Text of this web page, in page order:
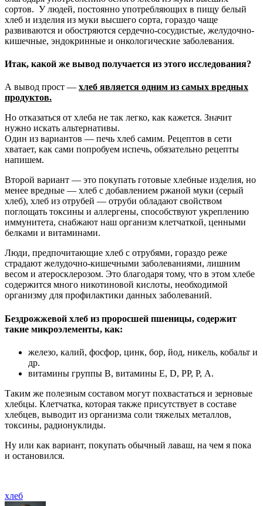
сортов. У людей, постоянно употребляющих в пищу белый
хлеб и изделия из муки высшего сорта, гораздо чаще
развиваются и обостряются сердечно-сосудистые, желудочно-
кишечные, эндокринные и онкологические заболевания.
Итак, какой же вывод получается из этого исследования?
А вывод прост — хлеб является одним из самых вредных
продуктов.
Но отказаться от хлеба не так легко, как кажется. Значит
нужно искать альтернативы.
Один из вариантов — печь хлеб самим. Рецептов в сети
хватает, как сами попробуем испечь, обязательно рецепты
напишем.
Второй вариант — это покупать готовые хлебные изделия, но
менее вредные — хлеб с добавлением ржаной муки (серый
хлеб), хлеб из отрубей — отруби обладают свойством
поглощать токсины и аллергены, способствуют укреплению
иммунитета, снабжают наш организм клетчаткой, ценными
белками и витаминами.
Люди, предпочитающие хлеб с отрубями, гораздо реже
страдают желудочно-кишечными заболеваниями, лишним
весом и атеросклерозом. Это благодаря тому, что в этом хлебе
содержится много никотиновой кислоты, необходимой
организму для профилактики данных заболеваний.
Бездрожжевой хлеб из проросшей пшеницы, содержит
такие микроэлементы, как:
железо, калий, фосфор, цинк, бор, йод, никель, кобальт и
др.
витамины группы В, витамины Е, D, РР, Р, А.
Таким же полезным составом могут похвастаться и зерновые
хлебцы. Клетчатка, которая также присутствует в составе
хлебцев, выводит из организма соли тяжелых металлов,
токсины, радионуклиды.
Ну или как вариант, покупать обычный лаваш, на чем я пока
и остановился.
хлеб